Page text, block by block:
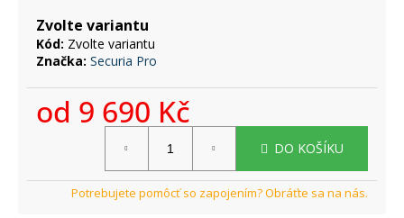
Zvolte variantu
Kód: Zvolte variantu
Značka: Securia Pro
od 9 690 Kč
DO KOŠÍKU